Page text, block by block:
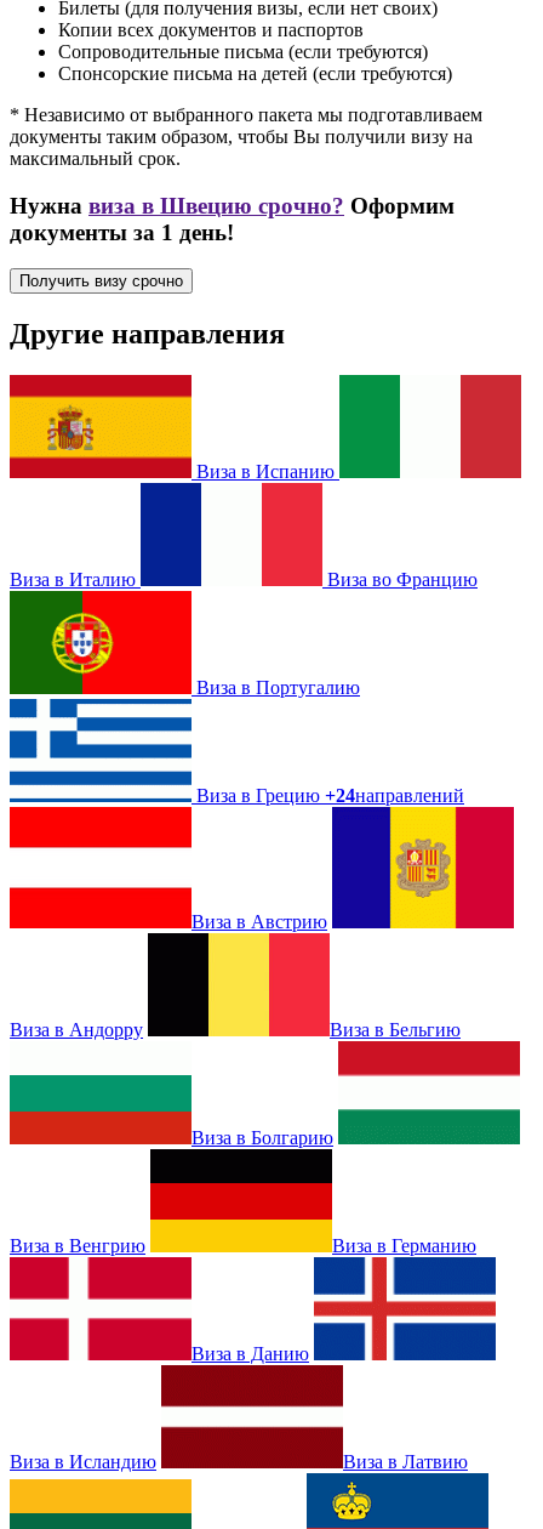
Билеты (для получения визы, если нет своих)
Копии всех документов и паспортов
Сопроводительные письма (если требуются)
Спонсорские письма на детей (если требуются)
* Независимо от выбранного пакета мы подготавливаем
документы таким образом, чтобы Вы получили визу на
максимальный срок.
Нужна виза в Швецию срочно? Оформим
документы за 1 день!
Получить визу срочно
Другие направления
Виза в Испанию
Виза в Италию Виза во Францию
Виза в Португалию
Виза в Грецию +24направлений
Виза в Австрию
Виза в Андорру Виза в Бельгию
Виза в Болгарию
Виза в Венгрию Виза в Германию
Виза в Данию
Виза в Исландию Виза в Латвию